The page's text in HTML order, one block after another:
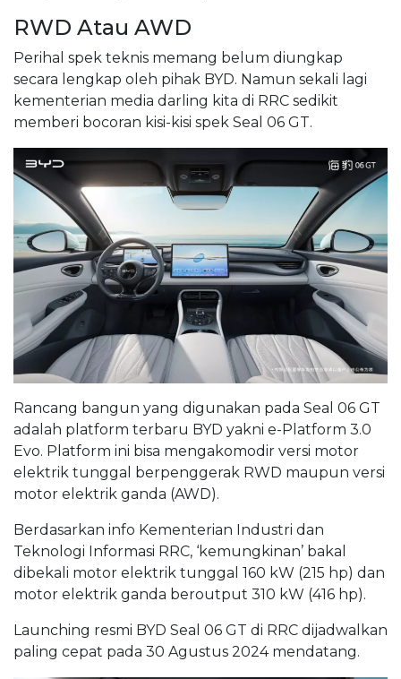
RWD Atau AWD
Perihal spek teknis memang belum diungkap
secara lengkap oleh pihak BYD. Namun sekali lagi
kementerian media darling kita di RRC sedikit
memberi bocoran kisi-kisi spek Seal 06 GT.
Rancang bangun yang digunakan pada Seal 06 GT
adalah platform terbaru BYD yakni e-Platform 3.0
Evo. Platform ini bisa mengakomodir versi motor
elektrik tunggal berpenggerak RWD maupun versi
motor elektrik ganda (AWD).
Berdasarkan info Kementerian Industri dan
Teknologi Informasi RRC, ‘kemungkinan’ bakal
dibekali motor elektrik tunggal 160 kW (215 hp) dan
motor elektrik ganda beroutput 310 kW (416 hp).
Launching resmi BYD Seal 06 GT di RRC dijadwalkan
paling cepat pada 30 Agustus 2024 mendatang.